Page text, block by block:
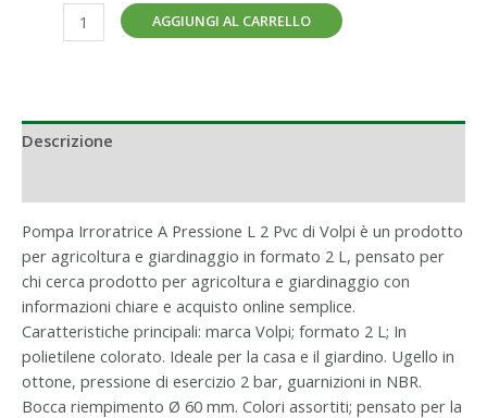
AGGIUNGI AL CARRELLO
Descrizione
Pompa Irroratrice A Pressione L 2 Pvc di Volpi è un prodotto
per agricoltura e giardinaggio in formato 2 L, pensato per
chi cerca prodotto per agricoltura e giardinaggio con
informazioni chiare e acquisto online semplice.
Caratteristiche principali: marca Volpi; formato 2 L; In
polietilene colorato. Ideale per la casa e il giardino. Ugello in
ottone, pressione di esercizio 2 bar, guarnizioni in NBR.
Bocca riempimento Ø 60 mm. Colori assortiti; pensato per la